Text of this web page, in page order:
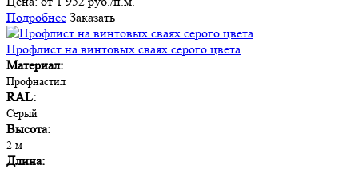
Подробнее Заказать
Профлист на винтовых сваях серого цвета
Материал:
Профнастил
RAL:
Серый
Высота:
2 м
Длина: